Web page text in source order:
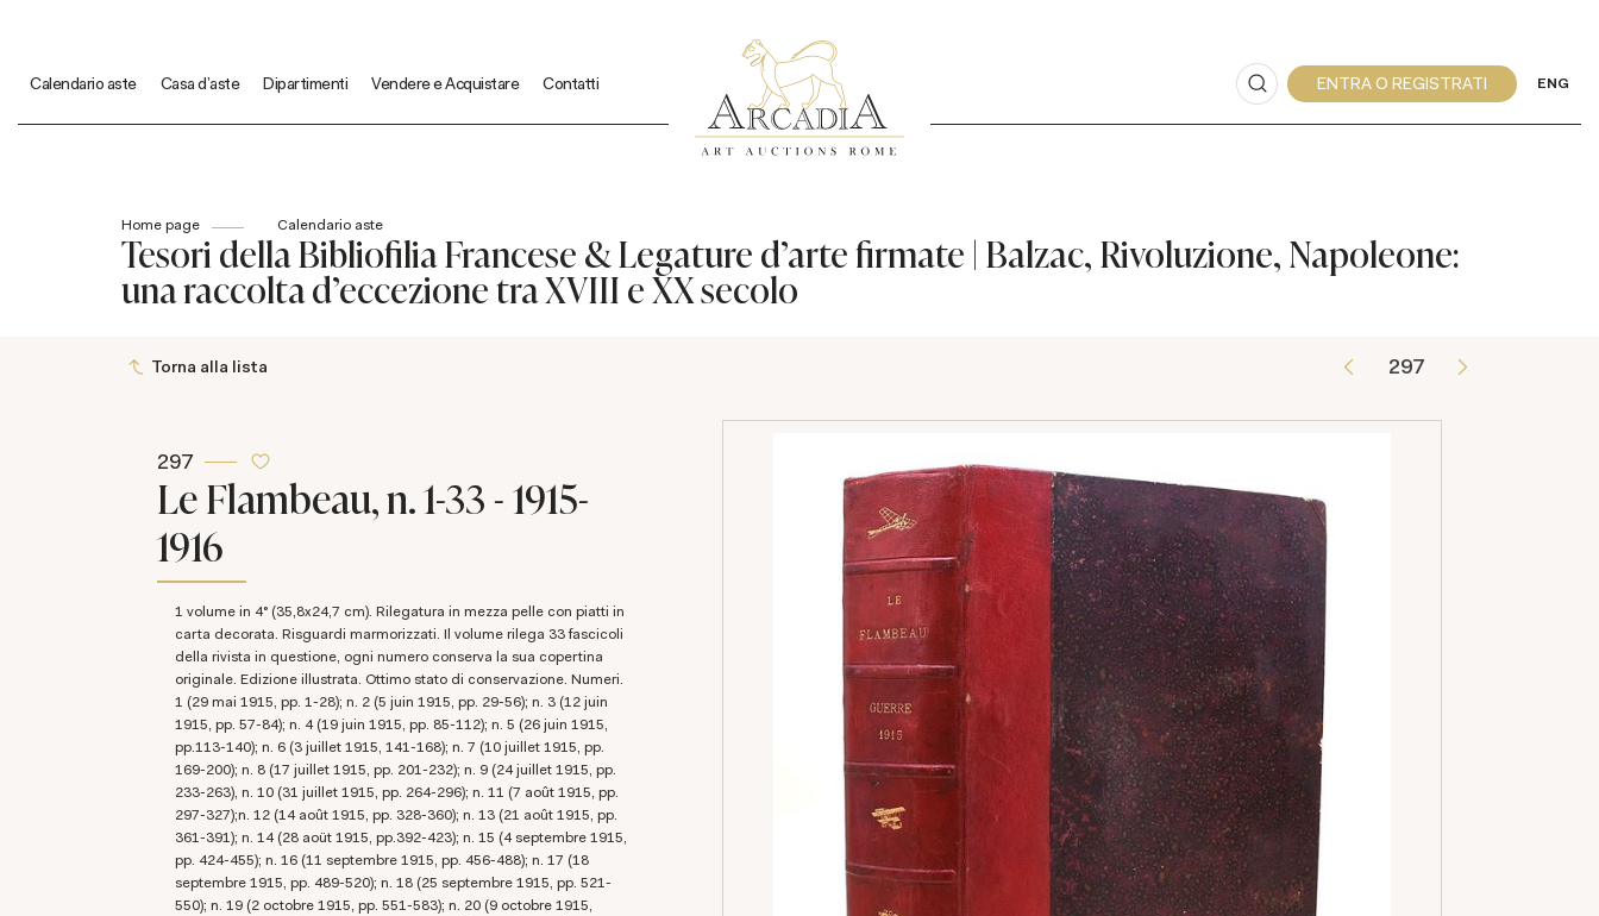
Calendario aste Casa d'aste Dipartimenti Vendere e Acquistare Contatti ENG
Home page Calendario aste
Tesori della Bibliofilia Francese & Legature d'arte firmate | Balzac, Rivoluzione, Napoleone:
una raccolta d'eccezione tra XVIII e XX secolo
Torna alla lista
297
Le Flambeau, n. 1-33 - 1915-
1916
1 volume in 4° (35,8x24,7 cm). Rilegatura in mezza pelle con piatti in
carta decorata. Risguardi marmorizzati. Il volume rilega 33 fascicoli
della rivista in questione, ogni numero conserva la sua copertina
originale. Edizione illustrata. Ottimo stato di conservazione. Numeri.
1 (29 mai 1915, pp. 1-28); n. 2 (5 juin 1915, pp. 29-56); n. 3 (12 juin
1915, pp. 57-84); n. 4 (19 juin 1915, pp. 85-112); n. 5 (26 juin 1915,
pp.113-140); n. 6 (3 juillet 1915, 141-168); n. 7 (10 juillet 1915, pp.
169-200); n. 8 (17 juillet 1915, pp. 201-232); n. 9 (24 juillet 1915, pp.
233-263), n. 10 (31 juillet 1915, pp. 264-296); n. 11 (7 août 1915, pp.
297-327);n. 12 (14 août 1915, pp. 328-360); n. 13 (21 août 1915, pp.
361-391); n. 14 (28 aoüt 1915, pp.392-423); n. 15 (4 septembre 1915,
pp. 424-455); n. 16 (11 septembre 1915, pp. 456-488); n. 17 (18
septembre 1915, pp. 489-520); n. 18 (25 septembre 1915, pp. 521-
550); n. 19 (2 octobre 1915, pp. 551-583); n. 20 (9 octobre 1915,